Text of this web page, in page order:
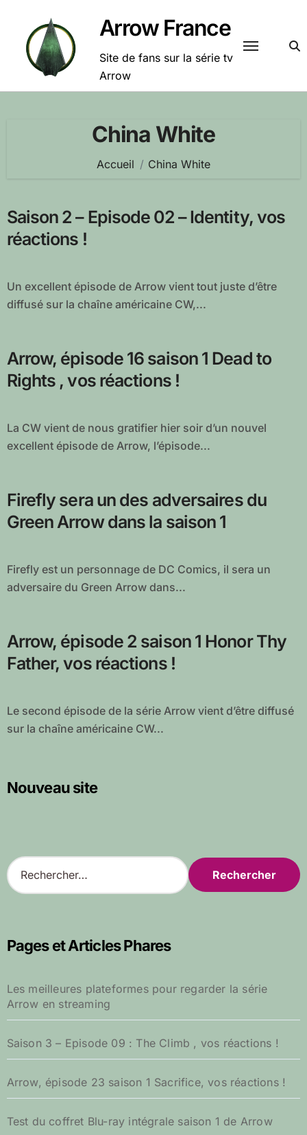
contenu
Arrow France
Site de fans sur la série tv
Arrow
China White
Accueil China White
Saison 2 – Episode 02 – Identity, vos
réactions !
Un excellent épisode de Arrow vient tout juste d’être
diffusé sur la chaîne américaine CW,...
Arrow, épisode 16 saison 1 Dead to
Rights , vos réactions !
La CW vient de nous gratifier hier soir d’un nouvel
excellent épisode de Arrow, l’épisode...
Firefly sera un des adversaires du
Green Arrow dans la saison 1
Firefly est un personnage de DC Comics, il sera un
adversaire du Green Arrow dans...
Arrow, épisode 2 saison 1 Honor Thy
Father, vos réactions !
Le second épisode de la série Arrow vient d’être diffusé
sur la chaîne américaine CW...
Nouveau site
R
e
c
r
c
e
r
Pages et Articles Phares
Les meilleures plateformes pour regarder la série
Arrow en streaming
Saison 3 – Episode 09 : The Climb , vos réactions !
Arrow, épisode 23 saison 1 Sacrifice, vos réactions !
Test du coffret Blu-ray intégrale saison 1 de Arrow